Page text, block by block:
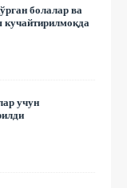
болалар ва
учун